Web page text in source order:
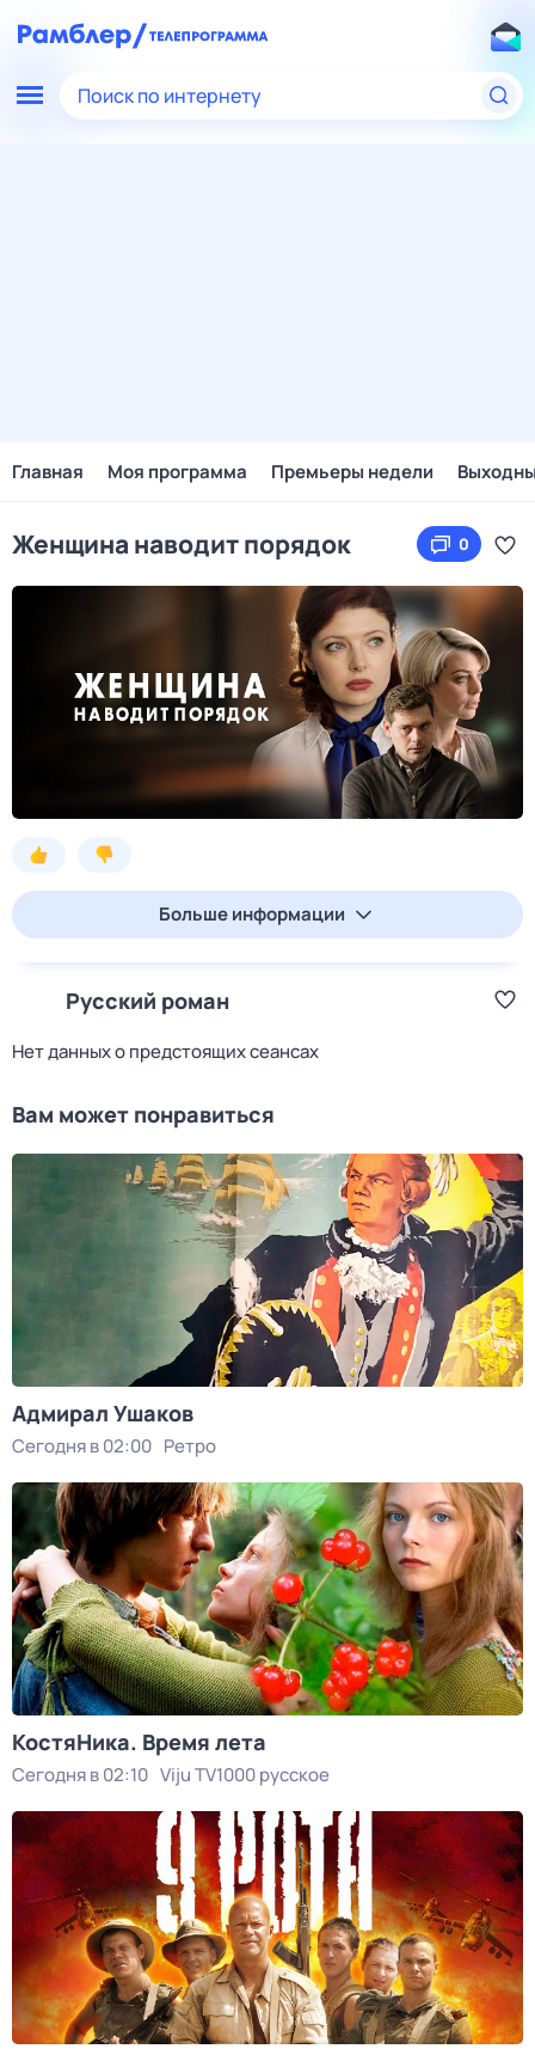
Поиск по интернету
Главная Моя программа Премьеры недели
Женщина наводит порядок 0
Больше информации
Русский роман
Нет данных о предстоящих сеансах
Вам может понравиться
Адмирал Ушаков
Сегодня в 02:00 Ретро
КостяНика. Время лета
Сегодня в 02:10 Viju TV1000 русское